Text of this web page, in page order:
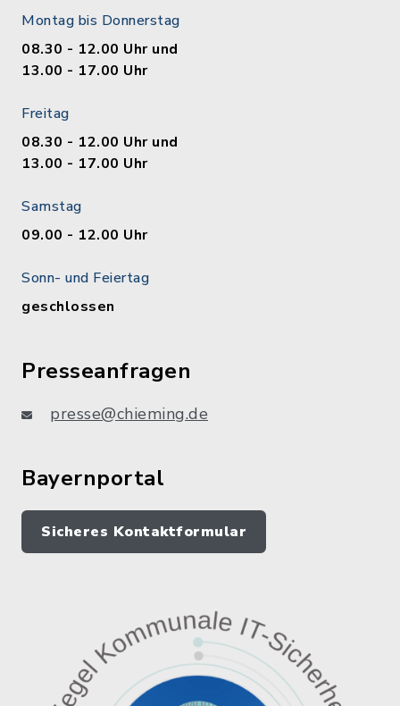
Montag bis Donnerstag
08.30 - 12.00 Uhr und
13.00 - 17.00 Uhr
Freitag
08.30 - 12.00 Uhr und
13.00 - 17.00 Uhr
Samstag
09.00 - 12.00 Uhr
Sonn- und Feiertag
geschlossen
Presseanfragen
presse@chieming.de
Bayernportal
Sicheres Kontaktformular